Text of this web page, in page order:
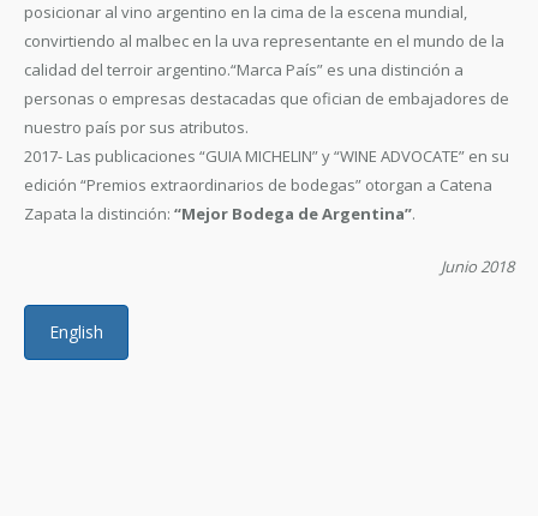
posicionar al vino argentino en la cima de la escena mundial,
convirtiendo al malbec en la uva representante en el mundo de la
calidad del terroir argentino.“Marca País” es una distinción a
personas o empresas destacadas que ofician de embajadores de
nuestro país por sus atributos.
2017- Las publicaciones “GUIA MICHELIN” y “WINE ADVOCATE” en su
edición “Premios extraordinarios de bodegas” otorgan a Catena
Zapata la distinción: “Mejor Bodega de Argentina”.
Junio 2018
English